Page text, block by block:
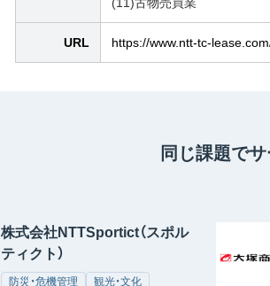
URL https://www.ntt-tc-
同じ課題で
株式会社NTTSportict（スポル
ティクト）
防災・危機管理 観光・文化